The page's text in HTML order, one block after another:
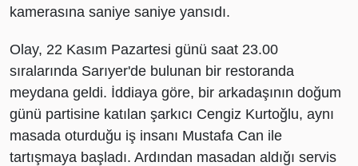
kamerasına saniye saniye yansıdı.
Olay, 22 Kasım Pazartesi günü saat 23.00
sıralarında Sarıyer'de bulunan bir restoranda
meydana geldi. İddiaya göre, bir arkadaşının doğum
günü partisine katılan şarkıcı Cengiz Kurtoğlu, aynı
masada oturduğu iş insanı Mustafa Can ile
tartışmaya başladı. Ardından masadan aldığı servis